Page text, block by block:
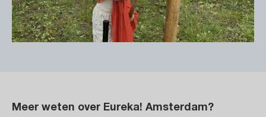
Meer weten over Eureka! Amsterdam?